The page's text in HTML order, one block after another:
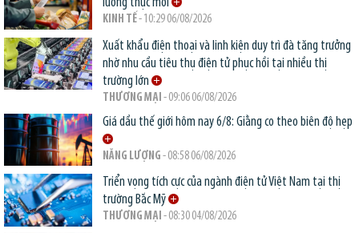
lương thực mới
KINH TẾ- 10:29 06/08/2026
Xuất khẩu điện thoại và linh kiện duy trì đà tăng trưởng
nhờ nhu cầu tiêu thụ điện tử phục hồi tại nhiều thị
trường lớn
THƯƠNG MẠI - 09:06 06/08/2026
Giá dầu thế giới hôm nay 6/8: Giằng co theo biên độ hẹp
NĂNG LƯỢNG - 08:58 06/08/2026
Triển vọng tích cực của ngành điện tử Việt Nam tại thị
trường Bắc Mỹ
THƯƠNG MẠI - 08:30 04/08/2026